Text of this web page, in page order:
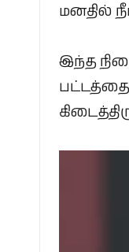
மனதில்
இந்த
பட்டத்தை